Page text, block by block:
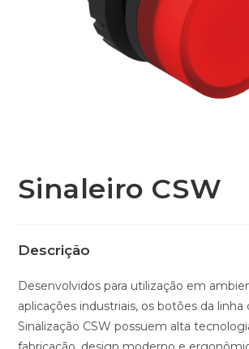
Sinaleiro CSW
Descrição
Desenvolvidos para utilização em
aplicações industriais, os botões da
Sinalização CSW possuem alta